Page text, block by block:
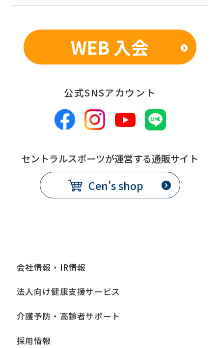
understand
before
using
service.
Automatic
WEB 入会
公式SNSアカウント
セントラルスポーツが運営する通販サイト
Cen's shop
会社情報・IR情報
法人向け健康支援サービス
介護予防・高齢者サポート
採用情報